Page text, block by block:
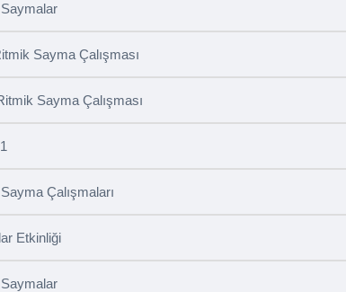
Sayma Çalışması
Sayma Çalışması
Çalışmaları
Etkinliği